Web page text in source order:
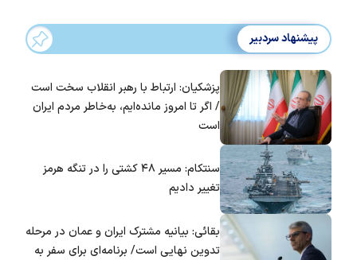
پیشنهاد سردبیر
پزشکیان: ارتباط با رهبر انقلاب سخت است
/ اگر تا امروز مانده‌ایم، به‌خاطر مردم ایران
است
سنتکام: مسیر ۴۸ کشتی را در تنگه هرمز
تغییر دادیم
بقائی: بیانیه مشترک ایران و عمان در مرحله
تدوین نهایی است/ برنامه‌ای برای سفر به